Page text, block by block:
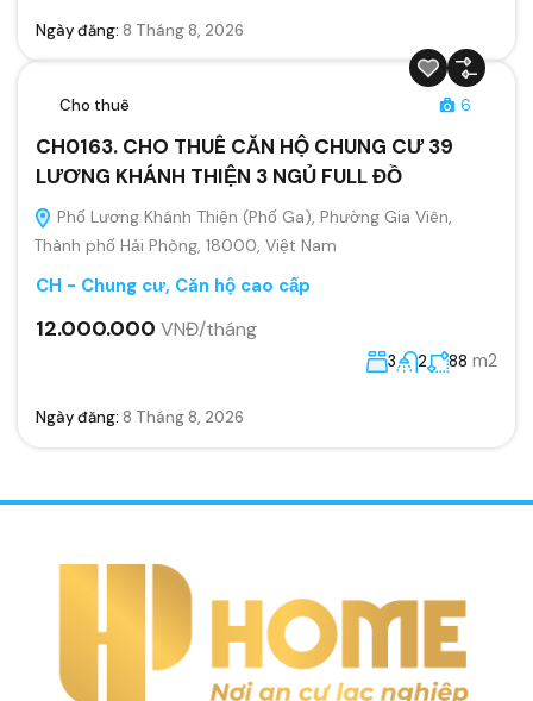
Ngày đăng: 8 Tháng 8, 2026
Cho thuê 6
CH0163. CHO THUÊ CĂN HỘ CHUNG CƯ 39
LƯƠNG KHÁNH THIỆN 3 NGỦ FULL ĐỒ
Phố Lương Khánh Thiện (Phố Ga), Phường Gia Viên,
Thành phố Hải Phòng, 18000, Việt Nam
CH - Chung cư, Căn hộ cao cấp
12.000.000 VNĐ/tháng
3 2 88 m2
Ngày đăng: 8 Tháng 8, 2026